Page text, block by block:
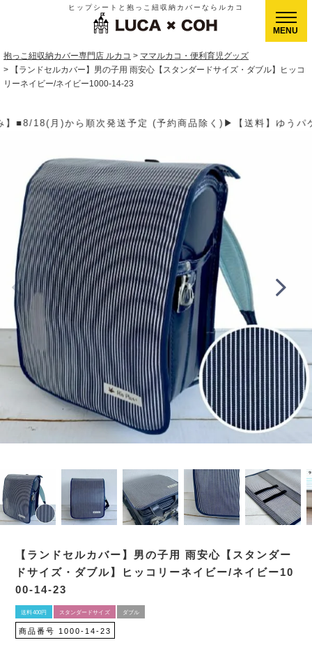
ヒップシートと抱っこ紐収納カバーならルカコ
抱っこ紐収納カバー専門店 ルカコ
ママルカコ・便利育児グッズ
【ランドセルカバー】男の子用 雨安心【スタンダードサイズ・ダブル】ヒッコ
リーネイビー/ネイビー1000-14-23
)▶【送料】ゆうパケット400円(全国一律)、ゆうパック900
【ランドセルカバー】男の子用 雨安心【スタンダー
ドサイズ・ダブル】ヒッコリーネイビー/ネイビー10
00-14-23
送料400円 スタンダードサイズ ダブル
商品番号 1000-14-23